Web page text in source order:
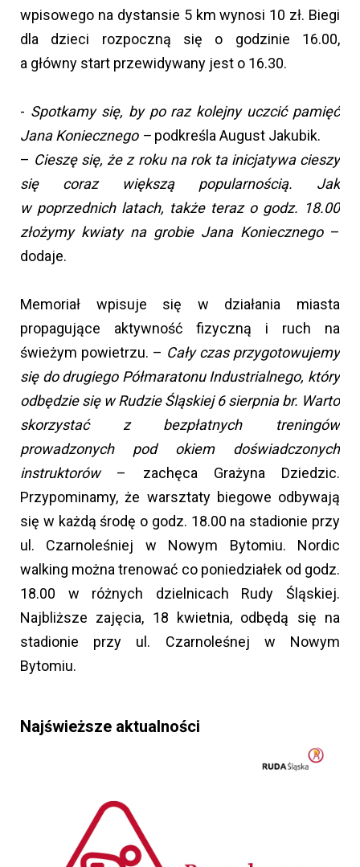
wpisowego na dystansie 5 km wynosi 10 zł. Biegi
dla dzieci rozpoczną się o godzinie 16.00,
a główny start przewidywany jest o 16.30.
- Spotkamy się, by po raz kolejny uczcić pamięć
Jana Koniecznego – podkreśla August Jakubik.
– Cieszę się, że z roku na rok ta inicjatywa cieszy
się coraz większą popularnością. Jak
w poprzednich latach, także teraz o godz. 18.00
złożymy kwiaty na grobie Jana Koniecznego–
dodaje.
Memoriał wpisuje się w działania miasta
propagujące aktywność fizyczną i ruch na
świeżym powietrzu. – Cały czas przygotowujemy
się do drugiego Półmaratonu Industrialnego, który
odbędzie się w Rudzie Śląskiej 6 sierpnia br. Warto
skorzystać z bezpłatnych treningów
prowadzonych pod okiem doświadczonych
instruktorów– zachęca Grażyna Dziedzic.
Przypominamy, że warsztaty biegowe odbywają
się w każdą środę o godz. 18.00 na stadionie przy
ul. Czarnoleśniej w Nowym Bytomiu. Nordic
walking można trenować co poniedziałek od godz.
18.00 w różnych dzielnicach Rudy Śląskiej.
Najbliższe zajęcia, 18 kwietnia, odbędą się na
stadionie przy ul. Czarnoleśnej w Nowym
Bytomiu.
Najświeższe aktualności